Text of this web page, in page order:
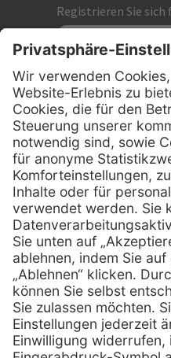
Registrieren Sie
MediQuick Arzt- und
Hans-
D-49078
Telefon:
E-Mail: info
Services
Serviceversprechen
Sprechstundenbedarf
Retoure anmelden